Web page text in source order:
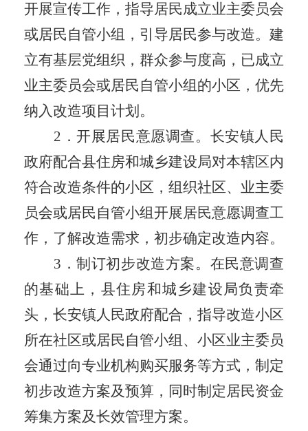
开展宣传工作，指导居民成立业主委员会
或居民自管小组，引导居民参与改造。建
立有基层党组织，群众参与度高 ， 已成立
业主委员会或居民自管小组的小区，优先
纳入改造项目计划。
2 ．开展居民意愿调查。 长安镇人民
政府配合县住房和城乡建设局对本辖区内
符合改造条件的小区，组织社区、业主委
员会或居民自管小组开展居民意愿调查工
作，了解改造需求，初步确定改造内容。
3 ．制订初步改造方案。在民意调查
的基础上，县住房和城乡建设局负责牵
头 ， 长安镇人民政府配合 ， 指导改造小区
所在社区或居民自管小组、小区业主委员
会通过向专业机构购买服务等方式，制定
初步改造方案及预算，同时制定居民资金
筹集方案及长效管理方案。